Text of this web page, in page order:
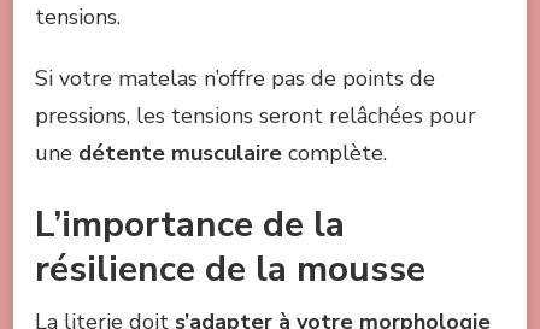
tensions.
Si votre matelas n’offre pas de points de
pressions, les tensions seront relâchées pour
une détente musculaire complète.
L’importance de la
résilience de la mousse
La literie doit s’adapter à votre morphologie